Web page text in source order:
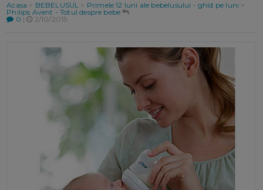
Acasa > BEBELUSUL > Primele 12 luni ale bebelusului - ghid pe luni >
Philips Avent - Totul despre bebe
0 | 2/10/2015